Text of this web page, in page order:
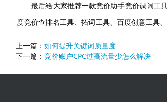
最后给大家推荐一款竞价助手竞价调词
度竞价查排名工具、拓词工具、百度创意工具
上一篇： 如何提升关键词质量度
下一篇： 竞价账户CPC过高流量少怎么解决